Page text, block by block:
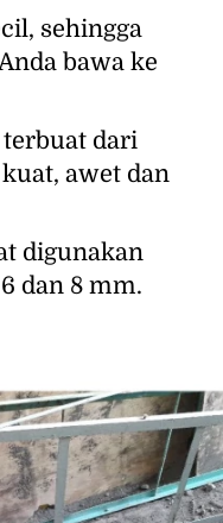
sehingga
bawa ke
dari
awet dan
digunakan
dan 8 mm.